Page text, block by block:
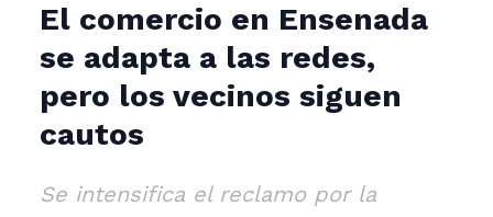
El comercio en Ensenada
se adapta a las redes,
pero los vecinos siguen
cautos
Se intensifica el reclamo por la